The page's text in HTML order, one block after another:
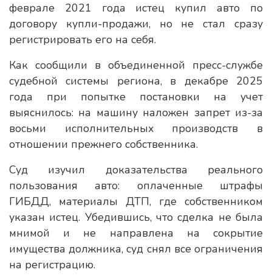
феврале 2021 года истец купил авто по
договору купли-продажи, но не стал сразу
регистрировать его на себя.
Как сообщили в объединенной пресс-службе
судебной системы региона, в декабре 2025
года при попытке постановки на учет
выяснилось: на машину наложен запрет из-за
восьми исполнительных производств в
отношении прежнего собственника.
Суд изучил доказательства реального
пользования авто: оплаченные штрафы
ГИБДД, материалы ДТП, где собственником
указан истец. Убедившись, что сделка не была
мнимой и не направлена на сокрытие
имущества должника, суд снял все ограничения
на регистрацию.